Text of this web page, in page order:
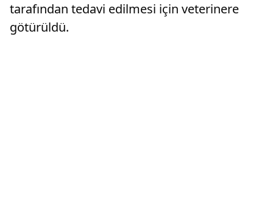
tarafından tedavi edilmesi için veterinere
götürüldü.